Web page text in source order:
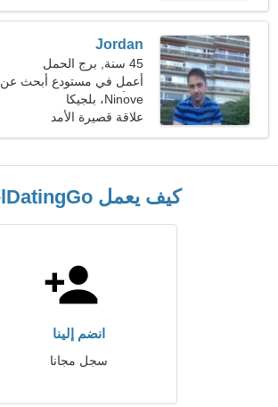
Jordan
45 سنة, برج الحمل
أعمل في مستودع أبحث عن
امرأة ماهرة
Ninove، بلجيكا
علاقة قصيرة الأمد
كيف يعمل BelDatingGo
انضم إلينا
سجل مجانا